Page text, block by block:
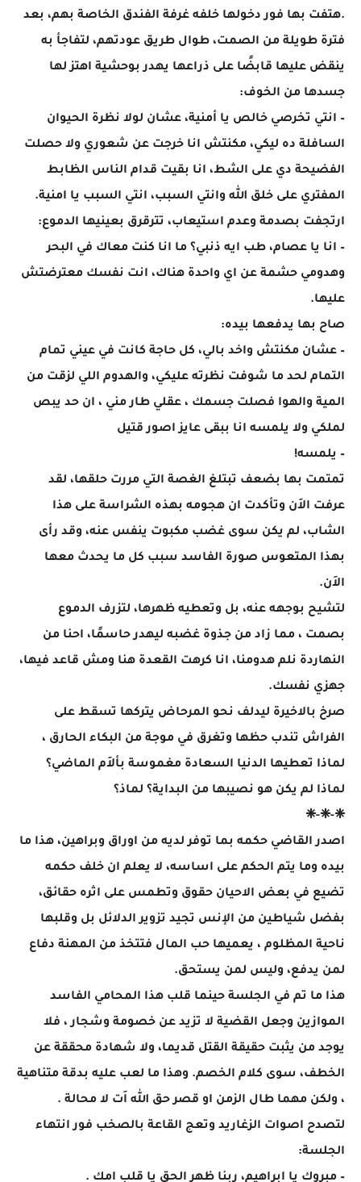
.هتفت بها فور دخولها خلفه غرفة الفندق الخاصة بهم، بعد
فترة طويلة من الصمت، طوال طريق عودتهم، لتفاجأ به
ينقض عليها قابضًا على ذراعها يهدر بوحشية اهتز لها
جسدها من الخوف:
– انتي تخرصي خالص يا أمنية، عشان لولا نظرة الحيوان
السافلة ده ليكي، مكنتش انا خرجت عن شعوري ولا حصلت
الفضيحة دي على الشط، انا بقيت قدام الناس الظابط
المفتري على خلق الله وانتي السبب، انتي السبب يا امنية.
ارتجفت بصدمة وعدم استيعاب، تترقرق بعينيها الدموع:
– انا يا عصام، طب ايه ذنبي؟ ما انا كنت معاك في البحر
وهدومي حشمة عن اي واحدة هناك، انت نفسك معترضتش
عليها.
صاح بها يدفعها بيده:
– عشان مكنتش واخد بالي، كل حاجة كانت في عيني تمام
التمام لحد ما شوفت نظرته عليكي، والهدوم اللي لزقت من
المية والهوا فصلت جسمك ، عقلي طار مني ، ان حد يبص
لملكي ولا يلمسه انا ببقى عايز اصور قتيل
– يلمسه!
تمتمت بها بضعف تبتلغ الغصة التي مررت حلقها، لقد
عرفت الاَن وتأكدت ان هجومه بهذه الشراسة على هذا
الشاب، لم يكن سوى غضب مكبوت ينفس عنه، وقد رأى
بهذا المتعوس صورة الفاسد سبب كل ما يحدث معها
الاَن.
لتشيح بوجهه عنه، بل وتعطيه ظهرها، لتزرف الدموع
بصمت ، مما زاد من جذوة غضبه ليهدر حاسمًا، احنا من
النهاردة نلم هدومنا، انا كرهت القعدة هنا ومش قاعد فيها،
جهزي نفسك.
صرخ بالاخيرة ليدلف نحو المرحاض يتركها تسقط على
الفراش تندب حظها وتغرق في موجة من البكاء الحارق ،
لماذا تعطيها الدنيا السعادة مغموسة بألاَم الماضي؟
لماذا لم يكن هو نصيبها من البداية؟ لماذ؟
❈-❈-❈
اصدر القاضي حكمه بما توفر لديه من اوراق وبراهين، هذا ما
بيده وما يتم الحكم على اساسه، لا يعلم ان خلف حكمه
تضيع في بعض الاحيان حقوق وتطمس على اثره حقائق،
بفضل شياطين من الإنس تجيد تزوير الدلائل بل وقلبها
ناحية المظلوم ، يعميها حب المال فتتخذ من المهنة دفاع
لمن يدفع، وليس لمن يستحق.
هذا ما تم في الجلسة حينما قلب هذا المحامي الفاسد
الموازين وجعل القضية لا تزيد عن خصومة وشجار ، فلا
يوجد من يثبت حقيقة القتل قديما، ولا شهادة محققة عن
الخطف، سوى كلام الخصم. وهذا ما لعب عليه بدقة متناهية
، ولكن مهما طال الزمن او قصر حق الله اَت لا محالة .
لتصدح اصوات الزغاريد وتعج القاعة بالصخب فور انتهاء
الجلسة:
– مبروك يا ابراهيم، ربنا ظهر الحق يا قلب امك .